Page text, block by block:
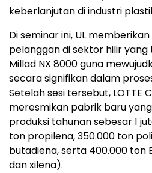
keberlanjutan di industri
Di seminar ini, UL
pelanggan di sektor hilir
Millad NX 8000 guna
secara signifikan dalam
Setelah sesi tersebut, LOTTE
meresmikan pabrik baru
produksi tahunan sebesar 1
ton propilena, 350.000 ton
butadiena, serta 400.000 ton
dan xilena).